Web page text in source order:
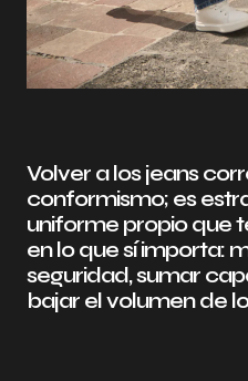
Volver a los jeans
conformismo; es
uniforme propio que
en lo que sí importa:
seguridad, sumar
bajar el volumen de